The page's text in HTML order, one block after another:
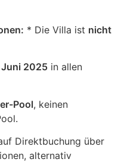
* Die Villa ist nicht
Juni 2025 in allen
Pool, keinen
Direktbuchung über
alternativ